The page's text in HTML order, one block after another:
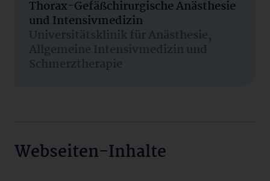
Thorax-Gefäßchirurgische Anästhesie
und Intensivmedizin
Universitätsklinik für Anästhesie,
Allgemeine Intensivmedizin und
Schmerztherapie
Webseiten-Inhalte